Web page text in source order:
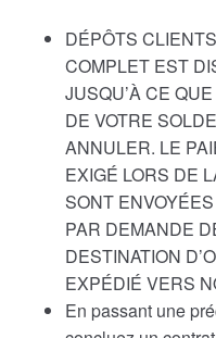
DÉPÔTS
COMPLET EST
JUSQU’À CE
DE VOTRE
ANNULER. LE
EXIGÉ LORS DE
SONT
PAR DEMANDE
DESTINATION
EXPÉDIÉ VERS
En passant une